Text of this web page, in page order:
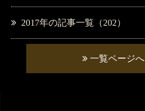
2017年の記事一覧（202）
一覧ページへ